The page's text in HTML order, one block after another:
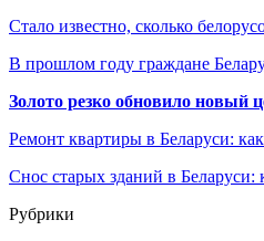
Стало известно, сколько
В прошлом году граждане
Золото резко обновило новый
Ремонт квартиры в Беларуси:
Снос старых зданий в Беларуси:
Рубрики